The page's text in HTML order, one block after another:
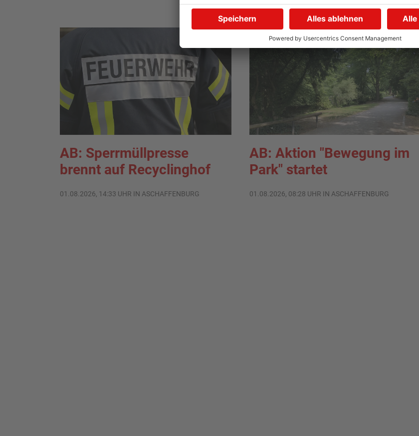
AB: Sperrmüllpresse
brennt auf Recyclinghof
01.08.2026, 14:33 UHR IN ASCHAFFENBURG
AB: Aktion "Bewegung im
Park" startet
01.08.2026, 08:28 UHR IN ASCHAFFENBURG